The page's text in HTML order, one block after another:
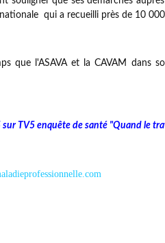
qui a recueilli près de 10 000
que l'ASAVA et la CAVAM dans
sur TV5 enquête de santé "Quand le